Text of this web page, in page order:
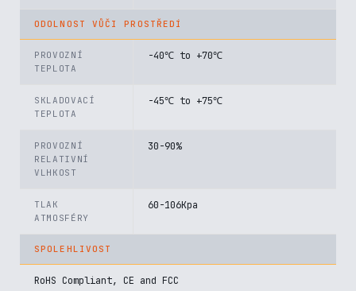
ODOLNOST VŮČI PROSTŘEDÍ
PROVOZNÍ
TEPLOTA
-40℃ to +70℃
SKLADOVACÍ
TEPLOTA
-45℃ to +75℃
PROVOZNÍ
RELATIVNÍ
VLHKOST
30-90%
TLAK
ATMOSFÉRY
60-106Kpa
SPOLEHLIVOST
RoHS Compliant, CE and FCC